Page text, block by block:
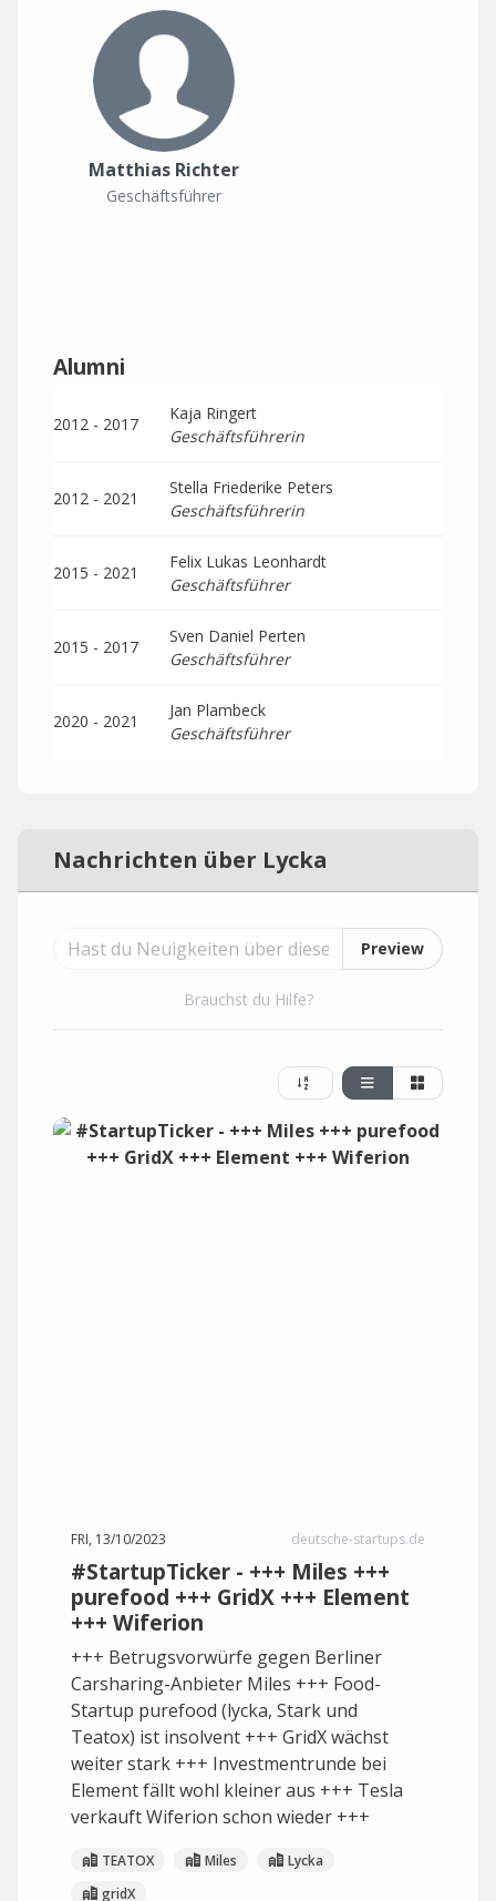
Matthias Richter
Geschäftsführer
Alumni
2012 - 2017
Kaja Ringert
Geschäftsführerin
2012 - 2021
Stella Friederike Peters
Geschäftsführerin
2015 - 2021
Felix Lukas Leonhardt
Geschäftsführer
2015 - 2017
Sven Daniel Perten
Geschäftsführer
2020 - 2021
Jan Plambeck
Geschäftsführer
Nachrichten über Lycka
Preview
Brauchst du Hilfe?
FRI, 13/10/2023 deutsche-startups.de
#StartupTicker - +++ Miles +++
purefood +++ GridX +++ Element
+++ Wiferion
+++ Betrugsvorwürfe gegen Berliner
Carsharing-Anbieter Miles +++ Food-
Startup purefood (lycka, Stark und
Teatox) ist insolvent +++ GridX wächst
weiter stark +++ Investmentrunde bei
Element fällt wohl kleiner aus +++ Tesla
verkauft Wiferion schon wieder +++
TEATOX Miles
Lycka
gridX